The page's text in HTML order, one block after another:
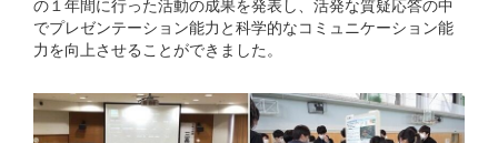
の１年間に行った活動の成果を発表し、活発な質疑応答の中
でプレゼンテーション能力と科学的なコミュニケーション能
力を向上させることができました。